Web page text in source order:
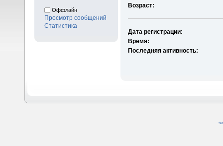
Оффлайн
Просмотр сообщений
Статистика
Возраст:
Дата регистрации:
Время:
Последняя активность: